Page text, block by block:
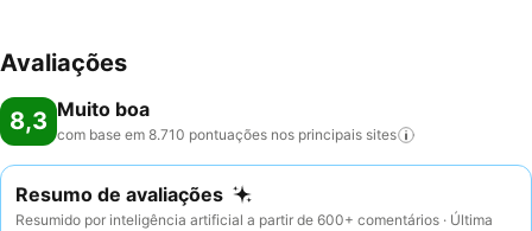
Avaliações
8,3 Muito boa
com base em 8.710 pontuações nos principais sites
Resumo de avaliações
Resumido por inteligência artificial a partir de 600+ comentários · Última